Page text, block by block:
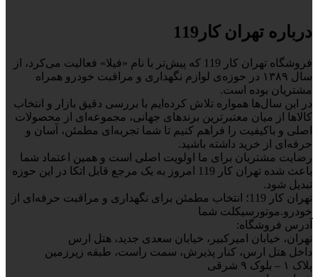
درباره تهران کار119
فروشگاه تهران کار 119 که پیش‌تر با نام «فیلا» فعالیت می‌کرد، از
سال ۱۳۸۹ در حوزه‌ی لوازم نگهداری و مراقبت خودرو همراه
مشتریان بوده است.
در این سال‌ها همواره تلاش کرده‌ایم با بررسی دقیق بازار و انتخاب
کالاها از میان معتبرترین برندهای جهانی، مجموعه‌ای از محصولات
اصلی و باکیفیت را فراهم کنیم تا شما تجربه‌ای مطمئن، آسان و
حرفه‌ای از خرید داشته باشید.
رضایت مشتریان برای ما اولویت اصلی است و همین اعتماد شما
باعث شده تهران کار 119 امروز به یک مرجع قابل اتکا در این حوزه
تبدیل شود.
تهران کار 119؛ انتخاب مطمئن برای نگهداری و مراقبت حرفه‌ای از
خودرو.موتورسیکلت شما
آدرس فروشگاه:
تهران، خیابان امیرکبیر، خیابان سعدی جدید، هتل ارس
داخل هتل ارس، کنار پذیرش، سمت راست، طبقه زیرزمین
پلاک ۱ – بلوک ۹ شرقی